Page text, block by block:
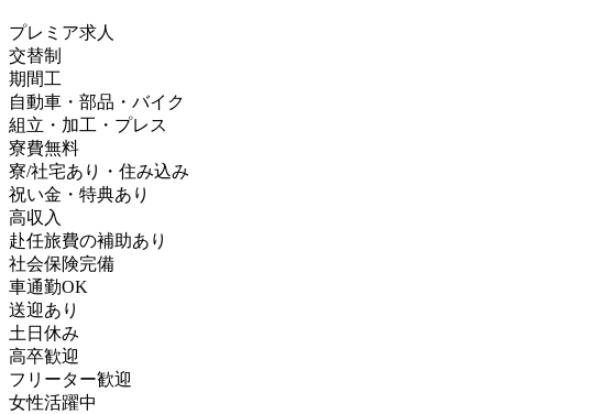
プレミア求人
交替制
期間工
自動車・部品・バイク
組立・加工・プレス
寮費無料
寮/社宅あり・住み込み
祝い金・特典あり
高収入
赴任旅費の補助あり
社会保険完備
車通勤OK
送迎あり
土日休み
高卒歓迎
フリーター歓迎
女性活躍中